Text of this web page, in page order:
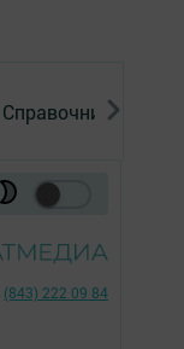
Справочник
(843) 222 09 84